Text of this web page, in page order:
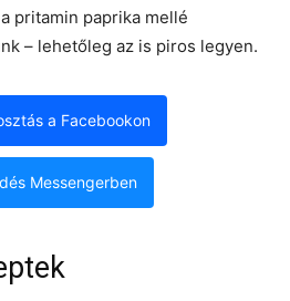
pritamin paprika mellé
– lehetőleg az is piros legyen.
a Facebookon
Messengerben